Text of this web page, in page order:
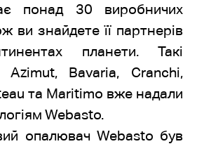
понад 30 виробничих
ви знайдете її партнерів
планети. Такі
Azimut, Bavaria, Cranchi,
та Maritimo вже надали
Webasto.
опалювач Webasto був